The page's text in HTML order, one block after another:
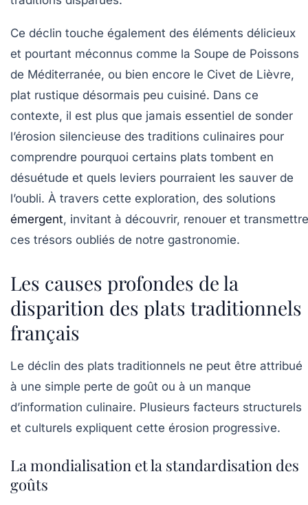
Ce déclin touche également des éléments délicieux
et pourtant méconnus comme la Soupe de Poissons
de Méditerranée, ou bien encore le Civet de Lièvre,
plat rustique désormais peu cuisiné. Dans ce
contexte, il est plus que jamais essentiel de sonder
l’érosion silencieuse des traditions culinaires pour
comprendre pourquoi certains plats tombent en
désuétude et quels leviers pourraient les sauver de
l’oubli. À travers cette exploration, des solutions
émergent, invitant à découvrir, renouer et transmettre
ces trésors oubliés de notre gastronomie.
Les causes profondes de la
disparition des plats traditionnels
français
Le déclin des plats traditionnels ne peut être attribué
à une simple perte de goût ou à un manque
d’information culinaire. Plusieurs facteurs structurels
et culturels expliquent cette érosion progressive.
La mondialisation et la standardisation des
goûts